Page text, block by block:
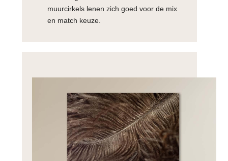
muurcirkels lenen zich goed voor de mix
en match keuze.